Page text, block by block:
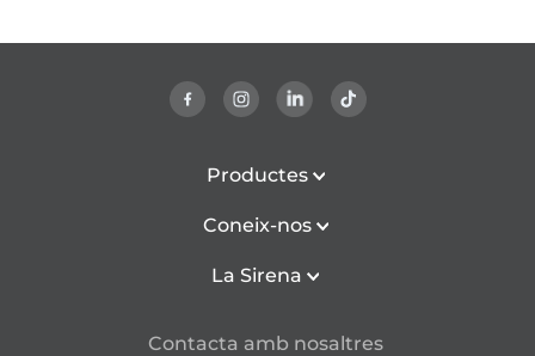
Productes
Coneix-nos
La Sirena
Contacta amb nosaltres